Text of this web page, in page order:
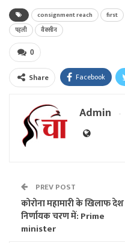
consignment reach first
पहली
वैक्सीन
0
Share Facebook
Admin
PREV POST
कोरोना महामारी के खिलाफ देश
निर्णायक चरण में: Prime
minister